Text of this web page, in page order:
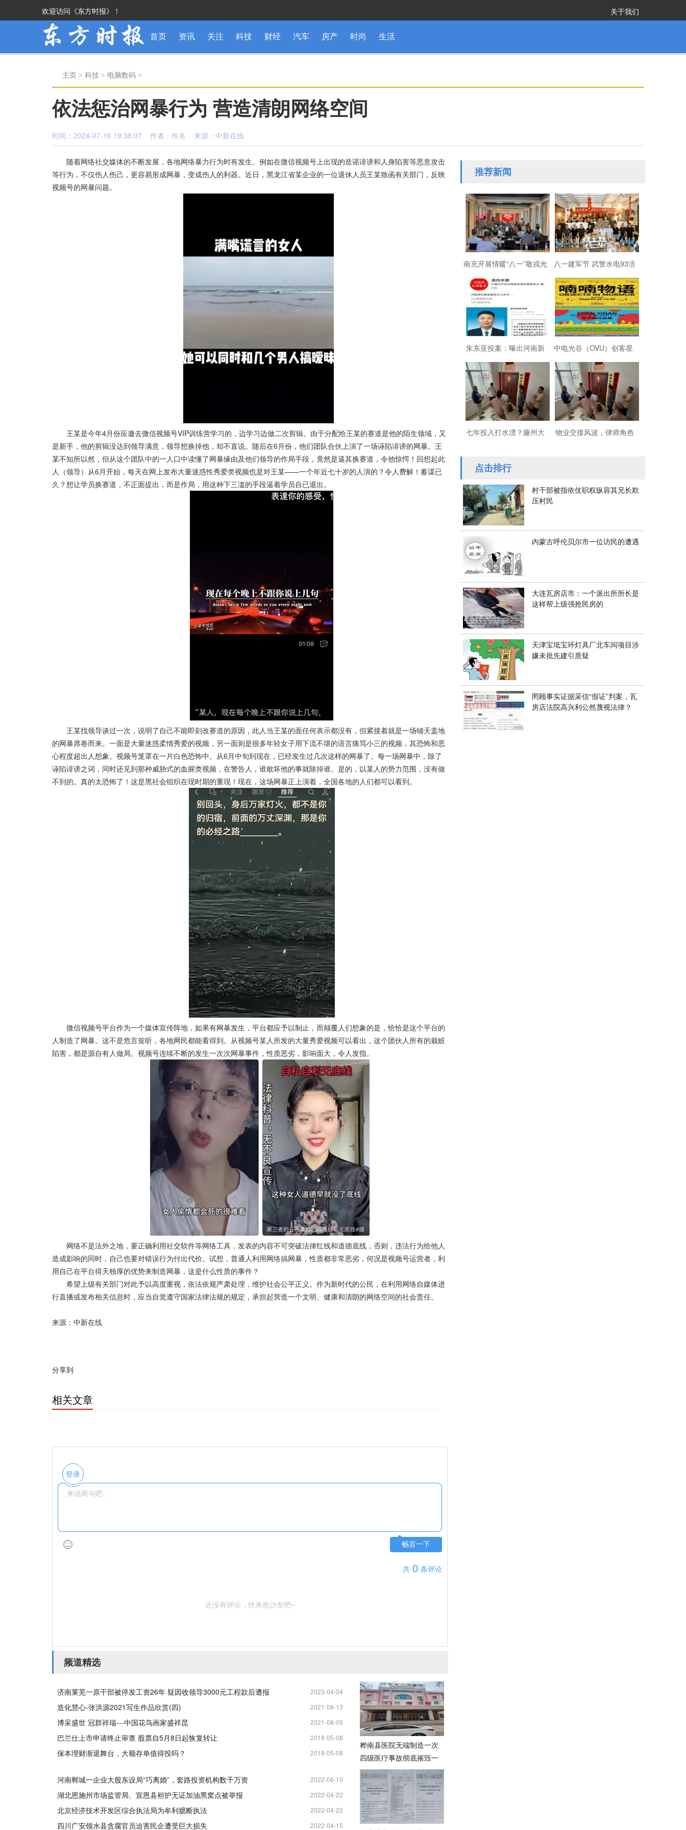
欢迎访问《东方时报》！ 关于我们
首页 资讯 关注 科技 财经 汽车 房产 时尚 生活
主页 > 科技 > 电脑数码 >
依法惩治网暴行为 营造清朗网络空间
时间：2024-07-16 19:38:07 作者：佚名 来源：中新在线
随着网络社交媒体的不断发展，各地网络暴力行为时有发生。例如在微信视频号上出现的造谣诽谤和人身陷害等恶意攻击
等行为，不仅伤人伤己，更容易形成网暴，变成伤人的利器。近日，黑龙江省某企业的一位退休人员王某致函有关部门，反映
视频号的网暴问题。
王某是今年4月份应邀去微信视频号VIP训练营学习的，边学习边做二次剪辑。由于分配给王某的赛道是他的陌生领域，又
是新手，他的剪辑没达到领导满意，领导想换掉他，却不直说。随后在6月份，他们团队合伙上演了一场诬陷诽谤的网暴。王
某不知所以然，但从这个团队中的一人口中读懂了网暴缘由及他们领导的作局手段，竟然是逼其换赛道，令他惊愕！回想起此
人（领导）从6月开始，每天在网上发布大量迷惑性秀爱类视频也是对王某——一个年近七十岁的人演的？令人费解！蓄谋已
久？想让学员换赛道，不正面提出，而是作局，用这种下三滥的手段逼着学员自已退出。
王某找领导谈过一次，说明了自己不能即刻改赛道的原因，此人当王某的面任何表示都没有，但紧接着就是一场铺天盖地
的网暴席卷而来。一面是大量迷惑柔情秀爱的视频，另一面则是很多年轻女子用下流不堪的语言痛骂小三的视频，其恐怖和恶
心程度超出人想象。视频号笼罩在一片白色恐怖中。从6月中旬到现在，已经发生过几次这样的网暴了。每一场网暴中，除了
诬陷诽谤之词，同时还见到那种威胁式的血腥类视频，在警告人，谁敢坏他的事就除掉谁。是的，以某人的势力范围，没有做
不到的。真的太恐怖了！这是黑社会组织在现时期的重现！现在，这场网暴正上演着，全国各地的人们都可以看到。
微信视频号平台作为一个媒体宣传阵地，如果有网暴发生，平台都应予以制止，而颠覆人们想象的是，恰恰是这个平台的
人制造了网暴。这不是危言耸听，各地网民都能看得到。从视频号某人所发的大量秀爱视频可以看出，这个团伙人所有的栽赃
陷害，都是源自有人做局。视频号连续不断的发生一次次网暴事件，性质恶劣，影响面大，令人发指。
网络不是法外之地，要正确利用社交软件等网络工具，发表的内容不可突破法律红线和道德底线，否则，违法行为给他人
造成影响的同时，自己也要对错误行为付出代价。试想，普通人利用网络搞网暴，性质都非常恶劣，何况是视频号运营者，利
用自己在平台得天独厚的优势来制造网暴，这是什么性质的事件？
希望上级有关部门对此予以高度重视，依法依规严肃处理，维护社会公平正义。作为新时代的公民，在利用网络自媒体进
行直播或发布相关信息时，应当自觉遵守国家法律法规的规定，承担起营造一个文明、健康和清朗的网络空间的社会责任。
来源：中新在线
分享到
相关文章
登录
畅言一下
共 0 条评论
还没有评论，快来抢沙发吧~
频道精选
济南莱芜一原干部被停发工资26年 疑因收领导3000元工程款后遭报
2023-04-24
11:25:04
造化慧心-张洪源2021写生作品欣赏(四)
2021-08-13
13:34:37
博采盛世 冠群祥瑞---中国花鸟画家盛祥昆
2021-08-09
13:19:58
巴兰仕上市申请终止审查 股票自5月8日起恢复转让
2018-05-08
21:18:18
保本理财渐退舞台，大额存单值得投吗？
2018-05-08
河南郸城一企业大股东设局“巧离婚”，套路投资机构数千万资
2022-06-10
08:20:37
湖北恩施州市场监管局、宣恩县袒护无证加油黑窝点被举报
2022-04-22
11:05:05
北京经济技术开发区综合执法局为牟利臆断执法
2022-04-22
00:11:25
四川广安领水县贪腐官员迫害民企遭受巨大损失 2022-04-15
桦南县医院无端制造一次
四级医疗事故彻底摧毁一
名女企业家
推荐新闻
南充开展情暖“八一”敬戎光
·拥军助老进社区慰问活动
八一建军节 武警水电93涪
陵战友欢聚磐石玉寨赓续
军旅初心
朱东亚投案：曝出河南新
乡顶着35项违法行为“远洋
捕捞”港商
中电光谷（OVU）创客星·
成都芯谷人工智能OPC社
区“芯创社”正
七年投入打水漂？藤州大 物业交接风波，律师角色
点击排行
村干部被指依仗职权纵容其兄长欺
压村民
内蒙古呼伦贝尔市一位访民的遭遇
大连瓦房店市：一个派出所所长是
这样帮上级强抢民房的
天津宝坻宝环灯具厂北车间项目涉
嫌未批先建引质疑
罔顾事实证据采信“假证”判案，瓦
房店法院高兴利公然蔑视法律？